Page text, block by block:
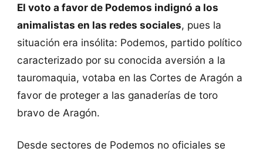
El voto a favor de Podemos indignó a los
animalistas en las redes sociales, pues la
situación era insólita: Podemos, partido político
caracterizado por su conocida aversión a la
tauromaquia, votaba en las Cortes de Aragón a
favor de proteger a las ganaderías de toro
bravo de Aragón.
Desde sectores de Podemos no oficiales se